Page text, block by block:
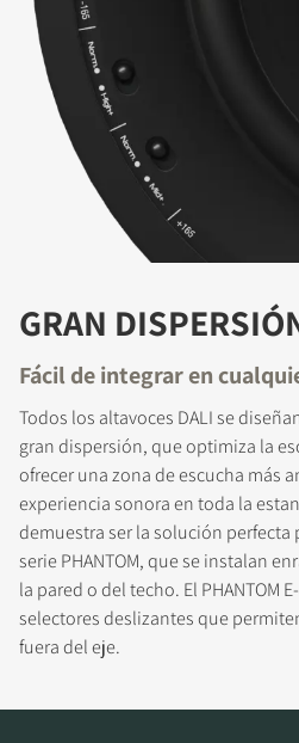
GRAN
Fácil de integrar en
Todos los altavoces DALI se
gran dispersión, que optimiza la
ofrecer una zona de escucha más
experiencia sonora en toda la
demuestra ser la solución perfecta
serie PHANTOM, que se instalan
la pared o del techo. El PHANTOM
selectores deslizantes que
fuera del eje.
REGÍSTRATE
DESCARGAR
Rellena el formulario de
instante a todos los
bloqueados de nuestra